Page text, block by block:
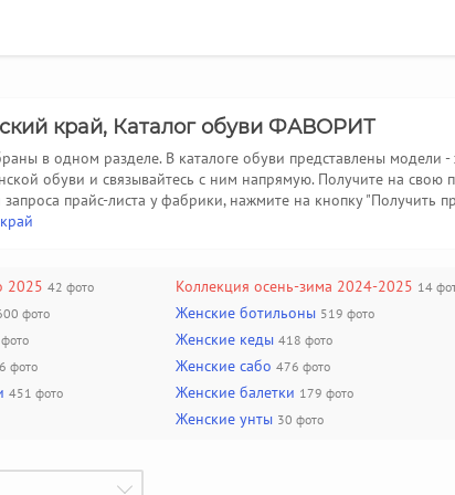
край, Каталог обуви ФАВОРИТ
в одном разделе. В каталоге обуви представлены модели
обуви и связывайтесь с ним напрямую. Получите на
запроса прайс-листа у фабрики, нажмите на кнопку "Получить
2025 42 фото Коллекция осень-зима 2024-2025 14
фото Женские ботильоны 519 фото
Женские кеды 418 фото
фото Женские сабо 476 фото
451 фото Женские балетки 179 фото
Женские унты 30 фото